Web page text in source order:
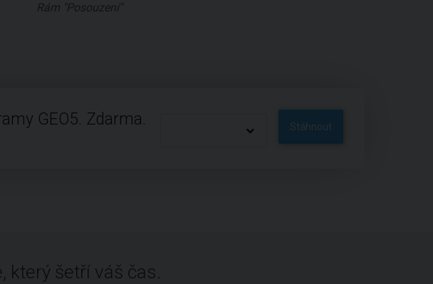
Rám "Posouzení"
GEO5. Zdarma. Stáhnout
který šetří váš čas.